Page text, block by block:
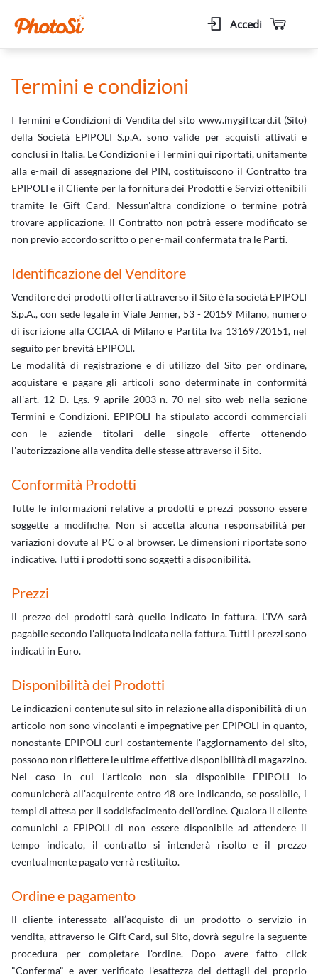
Accedi
Termini e condizioni
I Termini e Condizioni di Vendita del sito www.mygiftcard.it (Sito)
della Società EPIPOLI S.p.A. sono valide per acquisti attivati e
conclusi in Italia. Le Condizioni e i Termini qui riportati, unitamente
alla e-mail di assegnazione del PIN, costituiscono il Contratto tra
EPIPOLI e il Cliente per la fornitura dei Prodotti e Servizi ottenibili
tramite le Gift Card. Nessun'altra condizione o termine potrà
trovare applicazione. Il Contratto non potrà essere modificato se
non previo accordo scritto o per e-mail confermata tra le Parti.
Identificazione del Venditore
Venditore dei prodotti offerti attraverso il Sito è la società EPIPOLI
S.p.A., con sede legale in Viale Jenner, 53 - 20159 Milano, numero
di iscrizione alla CCIAA di Milano e Partita Iva 13169720151, nel
seguito per brevità EPIPOLI.
Le modalità di registrazione e di utilizzo del Sito per ordinare,
acquistare e pagare gli articoli sono determinate in conformità
all'art. 12 D. Lgs. 9 aprile 2003 n. 70 nel sito web nella sezione
Termini e Condizioni. EPIPOLI ha stipulato accordi commerciali
con le aziende titolari delle singole offerte ottenendo
l'autorizzazione alla vendita delle stesse attraverso il Sito.
Conformità Prodotti
Tutte le informazioni relative a prodotti e prezzi possono essere
soggette a modifiche. Non si accetta alcuna responsabilità per
variazioni dovute al PC o al browser. Le dimensioni riportate sono
indicative. Tutti i prodotti sono soggetti a disponibilità.
Prezzi
Il prezzo dei prodotti sarà quello indicato in fattura. L'IVA sarà
pagabile secondo l'aliquota indicata nella fattura. Tutti i prezzi sono
indicati in Euro.
Disponibilità dei Prodotti
Le indicazioni contenute sul sito in relazione alla disponibilità di un
articolo non sono vincolanti e impegnative per EPIPOLI in quanto,
nonostante EPIPOLI curi costantemente l'aggiornamento del sito,
possono non riflettere le ultime effettive disponibilità di magazzino.
Nel caso in cui l'articolo non sia disponibile EPIPOLI lo
comunicherà all'acquirente entro 48 ore indicando, se possibile, i
tempi di attesa per il soddisfacimento dell'ordine. Qualora il cliente
comunichi a EPIPOLI di non essere disponibile ad attendere il
tempo indicato, il contratto si intenderà risolto e il prezzo
eventualmente pagato verrà restituito.
Ordine e pagamento
Il cliente interessato all’acquisto di un prodotto o servizio in
vendita, attraverso le Gift Card, sul Sito, dovrà seguire la seguente
procedura per completare l'ordine. Dopo avere fatto click
"Conferma" e aver verificato l'esattezza dei dettagli del proprio